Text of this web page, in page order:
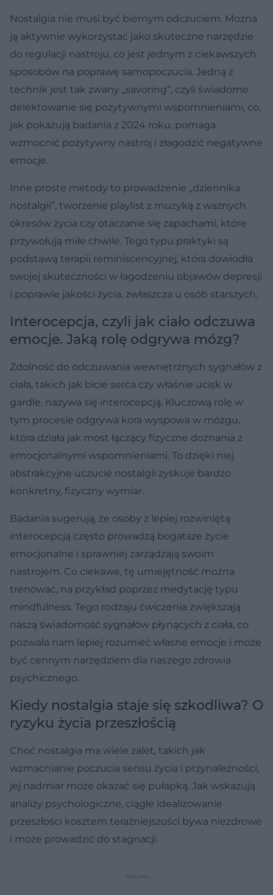
Nostalgia nie musi być biernym odczuciem. Można
ją aktywnie wykorzystać jako skuteczne narzędzie
do regulacji nastroju, co jest jednym z ciekawszych
sposobów na poprawę samopoczucia. Jedną z
technik jest tak zwany „savoring”, czyli świadome
delektowanie się pozytywnymi wspomnieniami, co,
jak pokazują badania z 2024 roku, pomaga
wzmocnić pozytywny nastrój i złagodzić negatywne
emocje.
Inne proste metody to prowadzenie „dziennika
nostalgii”, tworzenie playlist z muzyką z ważnych
okresów życia czy otaczanie się zapachami, które
przywołują miłe chwile. Tego typu praktyki są
podstawą terapii reminiscencyjnej, która dowiodła
swojej skuteczności w łagodzeniu objawów depresji
i poprawie jakości życia, zwłaszcza u osób starszych.
Interocepcja, czyli jak ciało odczuwa
emocje. Jaką rolę odgrywa mózg?
Zdolność do odczuwania wewnętrznych sygnałów z
ciała, takich jak bicie serca czy właśnie ucisk w
gardle, nazywa się interocepcją. Kluczową rolę w
tym procesie odgrywa kora wyspowa w mózgu,
która działa jak most łączący fizyczne doznania z
emocjonalnymi wspomnieniami. To dzięki niej
abstrakcyjne uczucie nostalgii zyskuje bardzo
konkretny, fizyczny wymiar.
Badania sugerują, że osoby z lepiej rozwiniętą
interocepcją często prowadzą bogatsze życie
emocjonalne i sprawniej zarządzają swoim
nastrojem. Co ciekawe, tę umiejętność można
trenować, na przykład poprzez medytację typu
mindfulness. Tego rodzaju ćwiczenia zwiększają
naszą świadomość sygnałów płynących z ciała, co
pozwala nam lepiej rozumieć własne emocje i może
być cennym narzędziem dla naszego zdrowia
psychicznego.
Kiedy nostalgia staje się szkodliwa? O
ryzyku życia przeszłością
Choć nostalgia ma wiele zalet, takich jak
wzmacnianie poczucia sensu życia i przynależności,
jej nadmiar może okazać się pułapką. Jak wskazują
analizy psychologiczne, ciągłe idealizowanie
przeszłości kosztem teraźniejszości bywa niezdrowe
i może prowadzić do stagnacji.